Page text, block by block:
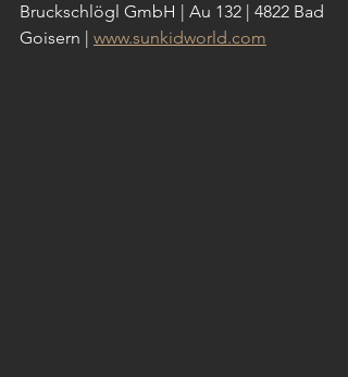
Bruckschlögl GmbH | Au 132 | 4822 Bad
Goisern | www.sunkidworld.com